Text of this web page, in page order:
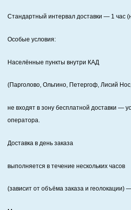
Стандартный интервал доставки — 1 час
Особые условия:
Населённые пункты внутри КАД
(Парголово, Ольгино, Петергоф, Лисий
не входят в зону бесплатной доставки —
оператора.
Доставка в день заказа
выполняется в течение нескольких часов
(зависит от объёма заказа и геолокации)